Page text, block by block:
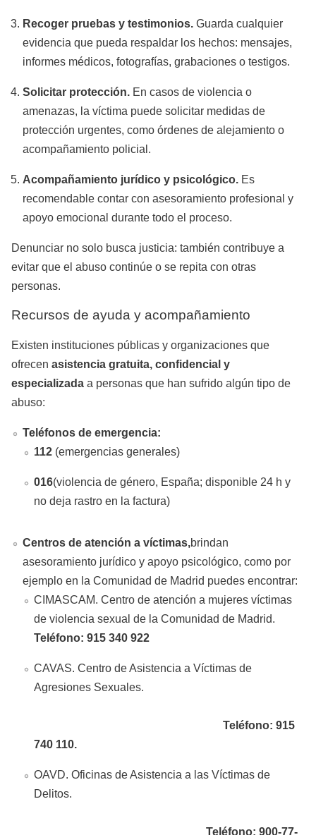
Recoger pruebas y testimonios. Guarda cualquier
evidencia que pueda respaldar los hechos: mensajes,
informes médicos, fotografías, grabaciones o testigos.
Solicitar protección. En casos de violencia o
amenazas, la víctima puede solicitar medidas de
protección urgentes, como órdenes de alejamiento o
acompañamiento policial.
Acompañamiento jurídico y psicológico. Es
recomendable contar con asesoramiento profesional y
apoyo emocional durante todo el proceso.
Denunciar no solo busca justicia: también contribuye a
evitar que el abuso continúe o se repita con otras
personas.
Recursos de ayuda y acompañamiento
Existen instituciones públicas y organizaciones que
ofrecen asistencia gratuita, confidencial y
especializada a personas que han sufrido algún tipo de
abuso:
Teléfonos de emergencia:
112 (emergencias generales)
016(violencia de género, España; disponible 24 h y
no deja rastro en la factura)
Centros de atención a víctimas,brindan
asesoramiento jurídico y apoyo psicológico, como por
ejemplo en la Comunidad de Madrid puedes encontrar:
CIMASCAM. Centro de atención a mujeres víctimas
de violencia sexual de la Comunidad de Madrid.
Teléfono: 915 340 922
CAVAS. Centro de Asistencia a Víctimas de
Agresiones Sexuales.
Teléfono: 915
740 110.
OAVD. Oficinas de Asistencia a las Víctimas de
Delitos.
Teléfono: 900-77-